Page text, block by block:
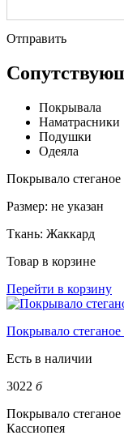
Отправить
Покрывала
Наматрасники
Подушки
Одеяла
Покрывало
Размер: не указан
Ткань: Жаккард
Товар в корзине
Перейти в корзину
Покрывало
Есть в наличии
3022 б
Покрывало
Кассиопея